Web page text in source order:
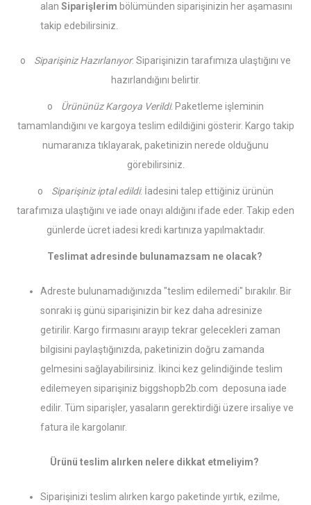
alanSiparişlerim bölümünden siparişinizin her aşamasını
takip edebilirsiniz.
o Siparişiniz Hazırlanıyor: Siparişinizin tarafımıza ulaştığını ve
hazırlandığını belirtir.
o Ürününüz Kargoya Verildi: Paketleme işleminin
tamamlandığını ve kargoya teslim edildiğini gösterir. Kargo takip
numaranıza tıklayarak, paketinizin nerede olduğunu
görebilirsiniz.
o Siparişiniz iptal edildi: İadesini talep ettiğiniz ürünün
tarafımıza ulaştığını ve iade onayı aldığını ifade eder. Takip eden
günlerde ücret iadesi kredi kartınıza yapılmaktadır.
Teslimat adresinde bulunamazsam ne olacak?
Adreste bulunamadığınızda "teslim edilemedi" bırakılır. Bir
sonraki iş günü siparişinizin bir kez daha adresinize
getirilir. Kargo firmasını arayıp tekrar gelecekleri zaman
bilgisini paylaştığınızda, paketinizin doğru zamanda
gelmesini sağlayabilirsiniz. İkinci kez gelindiğinde teslim
edilemeyen siparişiniz biggshopb2b.com deposuna iade
edilir. Tüm siparişler, yasaların gerektirdiği üzere irsaliye ve
fatura ile kargolanır.
Ürünü teslim alırken nelere dikkat etmeliyim?
Siparişinizi teslim alırken kargo paketinde yırtık, ezilme,